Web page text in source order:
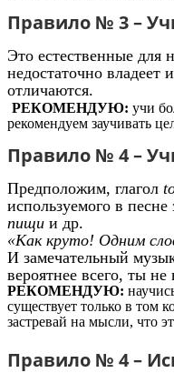
Правило № 3 –
Это естественные для
недостаточно
отличаются.
РЕКОМЕНДУЮ: учи
рекомендуем заучивать
Правило № 4 –
Предположим, глагол
используемого в песне
пищи и др.
«Как круто! Одним
И замечательный
вероятнее всего, ты
РЕКОМЕНДУЮ:
существует только в том
застревай на мысли, что
Правило № 4 –